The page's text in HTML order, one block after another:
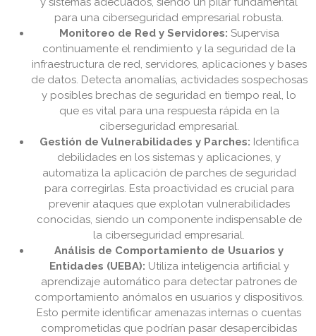
para una ciberseguridad empresarial robusta.
Monitoreo de Red y Servidores: Supervisa
continuamente el rendimiento y la seguridad de la
infraestructura de red, servidores, aplicaciones y bases
de datos. Detecta anomalías, actividades sospechosas
y posibles brechas de seguridad en tiempo real, lo
que es vital para una respuesta rápida en la
ciberseguridad empresarial.
Gestión de Vulnerabilidades y Parches: Identifica
debilidades en los sistemas y aplicaciones, y
automatiza la aplicación de parches de seguridad
para corregirlas. Esta proactividad es crucial para
prevenir ataques que explotan vulnerabilidades
conocidas, siendo un componente indispensable de
la ciberseguridad empresarial.
Análisis de Comportamiento de Usuarios y
Entidades (UEBA): Utiliza inteligencia artificial y
aprendizaje automático para detectar patrones de
comportamiento anómalos en usuarios y dispositivos.
Esto permite identificar amenazas internas o cuentas
comprometidas que podrían pasar desapercibidas